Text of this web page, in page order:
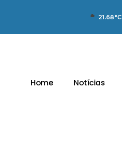
21.68°C
Home Notícias